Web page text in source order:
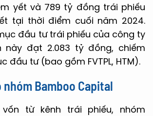
yết và 789 tỷ đồng trái phiếu
tại thời điểm cuối năm 2024.
đầu tư trái phiếu của công ty
này đạt 2.083 tỷ đồng, chiếm
đầu tư (bao gồm FVTPL, HTM).
nhóm Bamboo Capital
từ kênh trái phiếu, nhóm